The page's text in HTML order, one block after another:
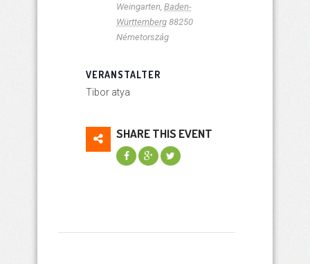
Weingarten Baden-
Württemberg 88250
Németország
VERANSTALTER
Tibor atya
SHARE THIS EVENT